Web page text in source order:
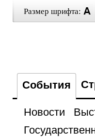
Размер шрифта:
События
Новости